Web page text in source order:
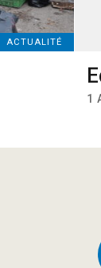
ACTUALITÉ
1